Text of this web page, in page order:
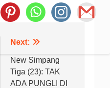
Next:
New Simpang
Tiga (23): TAK
ADA PUNGLI DI